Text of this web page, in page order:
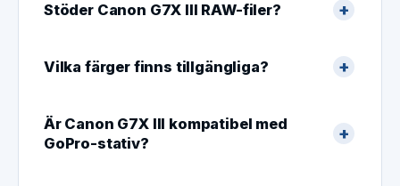
Stöder Canon G7X III RAW-filer?
Vilka färger finns tillgängliga?
Är Canon G7X III kompatibel med
GoPro-stativ?